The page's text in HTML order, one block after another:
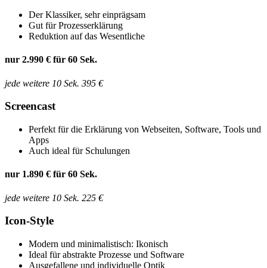
Der Klassiker, sehr einprägsam
Gut für Prozesserklärung
Reduktion auf das Wesentliche
nur 2.990 € für 60 Sek.
jede weitere 10 Sek. 395 €
Screencast
Perfekt für die Erklärung von Webseiten, Software, Tools und
Apps
Auch ideal für Schulungen
nur 1.890 € für 60 Sek.
jede weitere 10 Sek. 225 €
Icon-Style
Modern und minimalistisch: Ikonisch
Ideal für abstrakte Prozesse und Software
Ausgefallene und individuelle Optik